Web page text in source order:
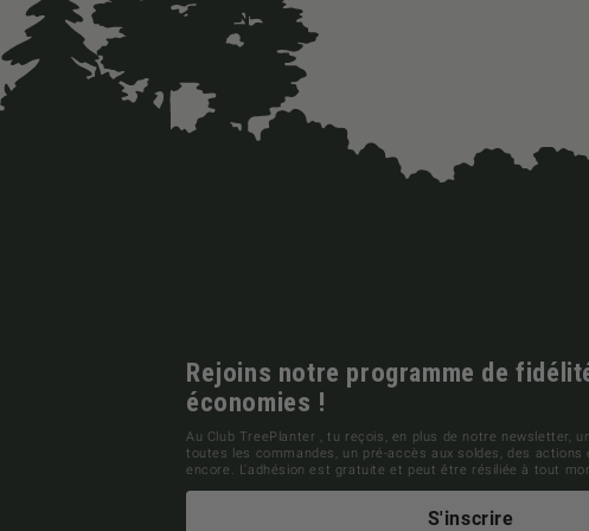
Rejoins notre programme de
économies !
Au Club TreePlanter , tu reçois, en plus de notre newsletter,
toutes les commandes, un pré-accès aux soldes, des actions
encore. L'adhésion est gratuite et peut être résiliée à tout
S'inscrire